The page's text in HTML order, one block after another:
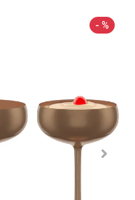
- %